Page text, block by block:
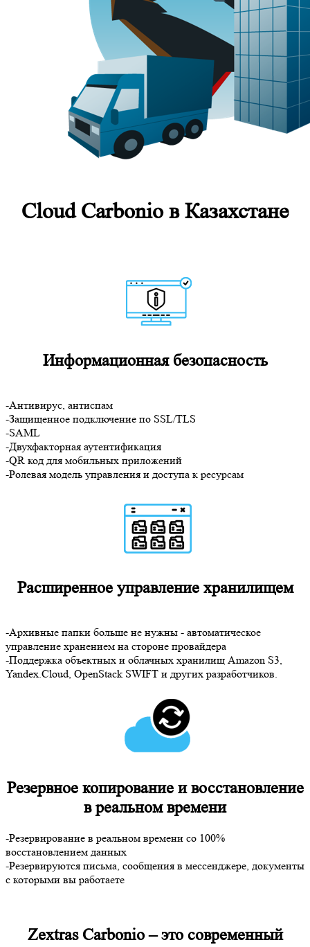
Cloud Carbonio в Казахстане
Информационная безопасность
-Антивирус, антиспам
-Защищенное подключение по SSL/TLS
-SAML
-Двухфакторная аутентификация
-QR код для мобильных приложений
-Ролевая модель управления и доступа к ресурсам
Расширенное управление хранилищем
-Архивные папки больше не нужны - автоматическое
управление хранением на стороне провайдера
-Поддержка объектных и облачных хранилищ Amazon S3,
Yandex.Cloud, OpenStack SWIFT и других разработчиков.
Резервное копирование и восстановление
в реальном времени
-Резервирование в реальном времени со 100%
восстановлением данных
-Резервируются письма, сообщения в мессенджере, документы
с которыми вы работаете
Zextras Carbonio – это современный